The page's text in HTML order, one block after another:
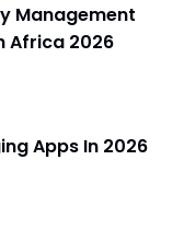
Management
Africa 2026
Apps In 2026